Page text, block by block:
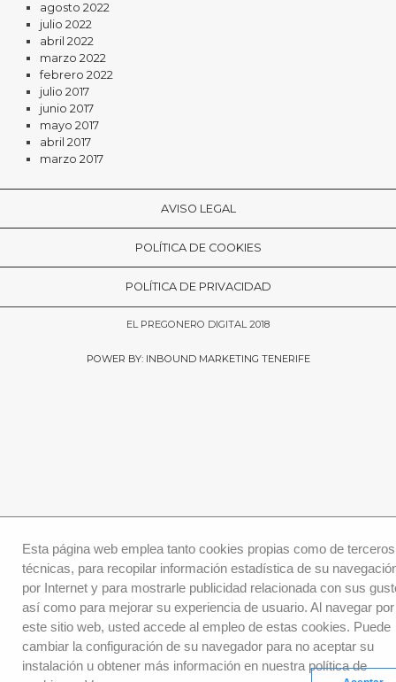
agosto 2022
julio 2022
abril 2022
marzo 2022
febrero 2022
julio 2017
junio 2017
mayo 2017
abril 2017
marzo 2017
AVISO LEGAL
POLÍTICA DE COOKIES
POLÍTICA DE PRIVACIDAD
EL PREGONERO DIGITAL 2018
POWER BY: INBOUND MARKETING TENERIFE
Esta página web emplea tanto cookies propias como de terceros
técnicas, para recopilar información estadística de su
por Internet y para mostrarle publicidad relacionada con sus
así como para mejorar su experiencia de usuario. Al navegar por
este sitio web, usted accede al empleo de estas cookies. Puede
cambiar la configuración de su navegador para no aceptar su
instalación u obtener más información en nuestra política de